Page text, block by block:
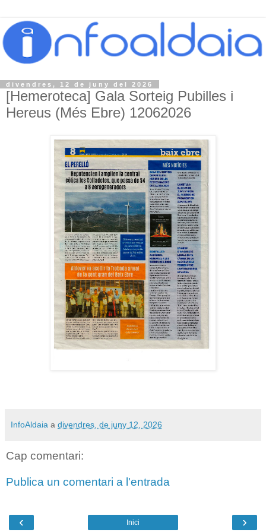
divendres, 12 de juny del 2026
[Hemeroteca] Gala Sorteig Pubilles i
Hereus (Més Ebre) 12062026
InfoAldaia a divendres, de juny 12, 2026
Cap comentari:
Publica un comentari a l'entrada
‹ ›
Inici